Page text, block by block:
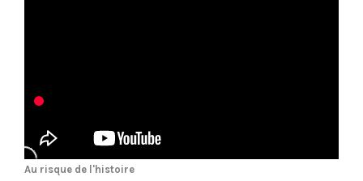
Au risque de l'histoire